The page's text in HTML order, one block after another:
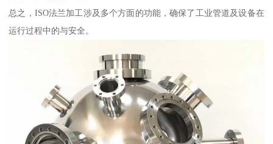
总之，ISO法兰加工涉及多个方面的功能，确保了工业管道及设备在
运行过程中的与安全。